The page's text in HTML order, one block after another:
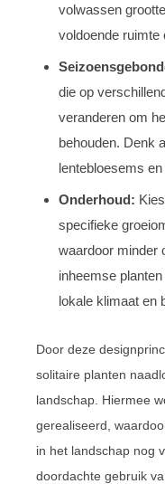
volwassen
voldoende ruimte
die op
veranderen om
behouden. Denk
lentebloesems
Onderhoud:
specifieke
waardoor minder
inheemse
lokale klimaat en
Door deze
solitaire planten
landschap. Hiermee
gerealiseerd,
in het landschap nog
doordachte gebruik